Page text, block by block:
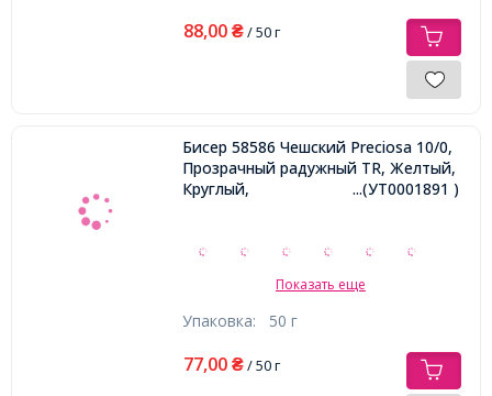
88,00 ₴/ 50 г
Бисер 58586 Чешский Preciosa 10/0,
Прозрачный радужный TR, Желтый,
Круглый,
...(УТ0001891 )
Показать еще
Упаковка: 50 г
77,00 ₴/ 50 г